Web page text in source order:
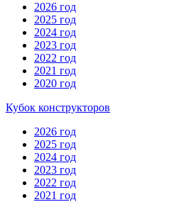
2026 год
2025 год
2024 год
2023 год
2022 год
2021 год
2020 год
Кубок конструкторов
2026 год
2025 год
2024 год
2023 год
2022 год
2021 год